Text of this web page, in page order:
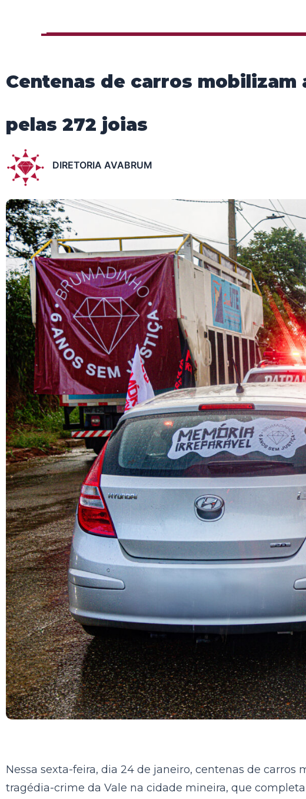
Centenas de carros
pelas 272 joias
DIRETORIA AVABRUM
Nessa sexta-feira, dia 24 de janeiro, centenas de
tragédia-crime da Vale na cidade mineira, que